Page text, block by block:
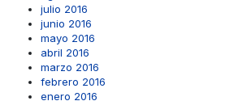
julio 2016
junio 2016
mayo 2016
abril 2016
marzo 2016
febrero 2016
enero 2016